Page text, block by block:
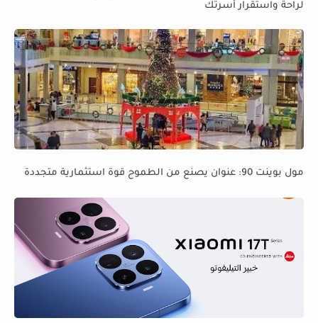
لراحة واستقرار أسرتك
مول بوينت 90: عنوان يصنع من الطموح قوة استثمارية متجددة